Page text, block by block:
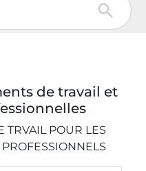

DU
TRAVAIL
de travail et
TRVAIL POUR LES